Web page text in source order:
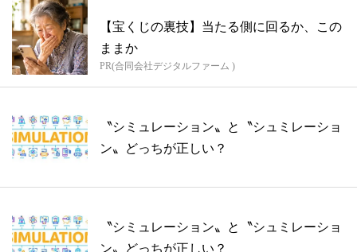
【宝くじの裏技】当たる側に回るか、この
ままか
PR(合同会社デジタルファーム )
〝シミュレーション〟と〝シュミレーショ
ン〟どっちが正しい？
〝シミュレーション〟と〝シュミレーショ
ン〟どっちが正しい？